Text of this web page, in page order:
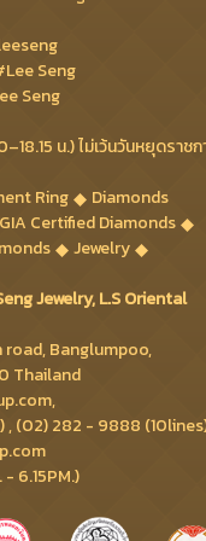
Seng
Seng
น.) ไม่เว้นวันหยุดราช
Ring
Diamonds
GIA Certified Diamonds
Jewelry
Jewelry, L.S Oriental
road, Banglumpoo,
Thailand
, (02) 282 - 9888
6.15PM.)